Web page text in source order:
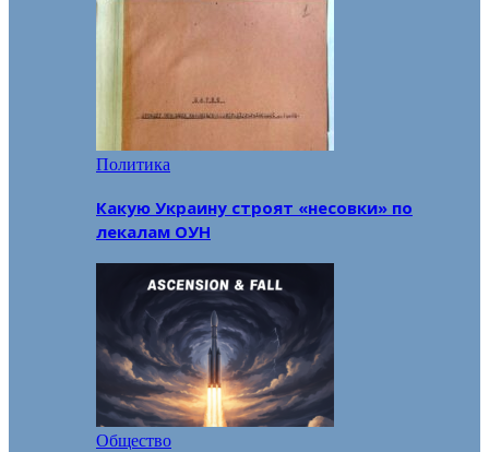
Политика
Какую Украину строят «несовки» по
лекалам ОУН
Общество